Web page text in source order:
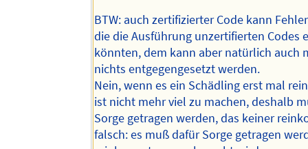
BTW: auch zertifizierter Code kann
die die Ausführung unzertifierten Codes
könnten, dem kann aber natürlich auch
nichts entgegengesetzt werden.
Nein, wenn es ein Schädling erst mal
ist nicht mehr viel zu machen, deshalb
Sorge getragen werden, das keiner
falsch: es muß dafür Sorge getragen